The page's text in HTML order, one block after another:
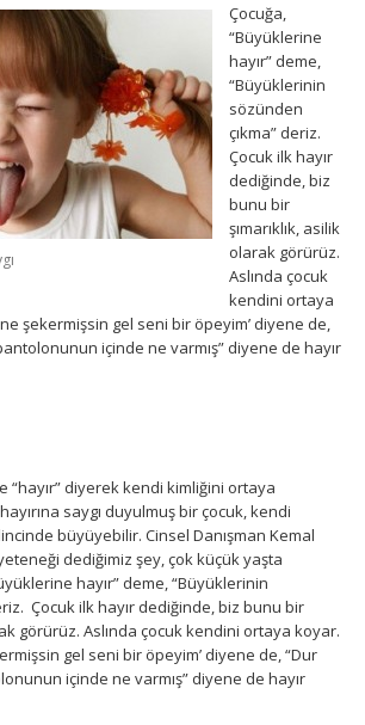
Çocuğa,
“Büyüklerine
hayır” deme,
“Büyüklerinin
sözünden
çıkma” deriz.
Çocuk ilk hayır
dediğinde, biz
bunu bir
şımarıklık, asilik
olarak görürüz.
Aslında çocuk
kendini ortaya
şekermişsin gel seni bir öpeyim’ diyene de,
içinde ne varmış” diyene de hayır
“hayır” diyerek kendi kimliğini ortaya
saygı duyulmuş bir çocuk, kendi
büyüyebilir. Cinsel Danışman Kemal
dediğimiz şey, çok küçük yaşta
hayır” deme, “Büyüklerinin
Çocuk ilk hayır dediğinde, biz bunu bir
görürüz. Aslında çocuk kendini ortaya koyar.
gel seni bir öpeyim’ diyene de, “Dur
içinde ne varmış” diyene de hayır